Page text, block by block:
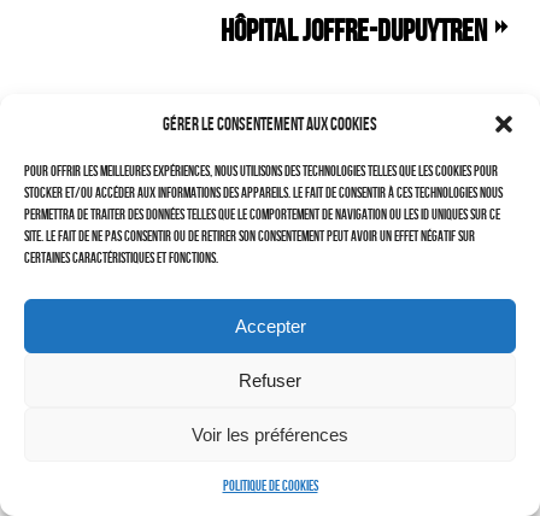
Gérer le consentement aux cookies
Pour offrir les meilleures expériences, nous utilisons des technologies telles que les cookies pour
stocker et/ou accéder aux informations des appareils. Le fait de consentir à ces technologies nous
permettra de traiter des données telles que le comportement de navigation ou les ID uniques sur ce
site. Le fait de ne pas consentir ou de retirer son consentement peut avoir un effet négatif sur
certaines caractéristiques et fonctions.
Accepter
Refuser
Voir les préférences
Politique de cookies
–
HÔPITAL JOFFRE-DUPUYTREN